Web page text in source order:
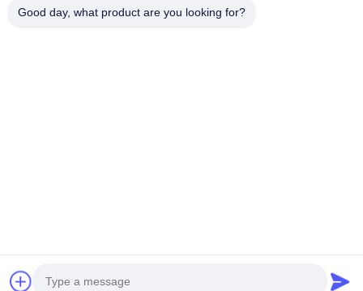
Good day, what product are you looking for?